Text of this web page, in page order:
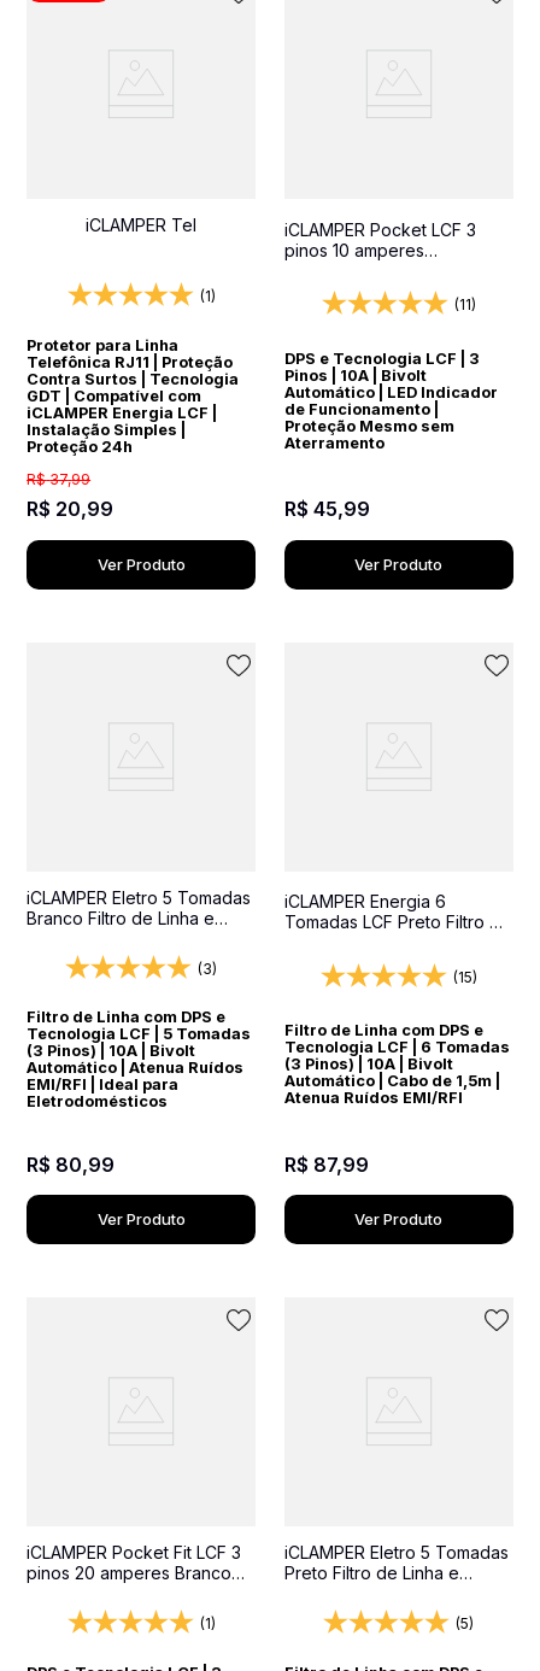
iCLAMPER Tel
(1)
Protetor para Linha
Telefônica RJ11 | Proteção
Contra Surtos | Tecnologia
GDT | Compatível com
iCLAMPER Energia LCF |
Instalação Simples |
Proteção 24h
R$ 37,99
R$ 20,99
Ver Produto
iCLAMPER Pocket LCF 3
pinos 10 amperes
Elétrico DPS Bivolt
(11)
DPS e Tecnologia LCF | 3
Pinos | 10A | Bivolt
Automático | LED Indicador
de Funcionamento |
Proteção Mesmo sem
Aterramento
R$ 45,99
Ver Produto
iCLAMPER Eletro 5 Tomadas
Branco Filtro de Linha e
(3)
Filtro de Linha com DPS e
Tecnologia LCF | 5 Tomadas
(3 Pinos) | 10A | Bivolt
Automático | Atenua Ruídos
EMI/RFI | Ideal para
Eletrodomésticos
R$ 80,99
Ver Produto
iCLAMPER Energia 6
Tomadas LCF Preto Filtro de
DPS Bivolt
(15)
Filtro de Linha com DPS e
Tecnologia LCF | 6 Tomadas
(3 Pinos) | 10A | Bivolt
Automático | Cabo de 1,5m |
Atenua Ruídos EMI/RFI
R$ 87,99
Ver Produto
iCLAMPER Pocket Fit LCF 3
pinos 20 amperes Branco
(1)
iCLAMPER Eletro 5 Tomadas
Preto Filtro de Linha e
(5)